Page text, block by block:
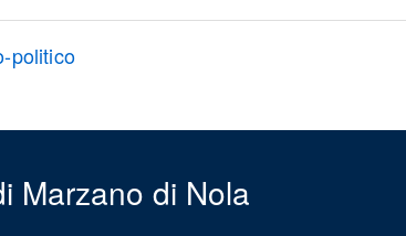
politico
Marzano di Nola